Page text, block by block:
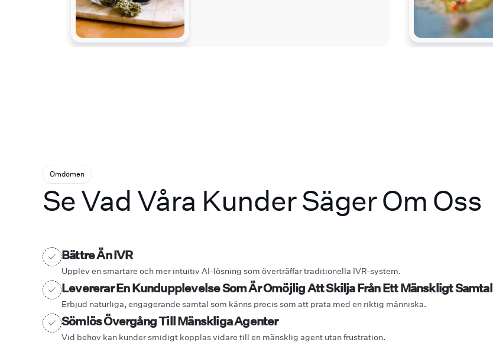
Omdömen
Se Vad Våra Kunder Säger Om Oss
Bättre Än IVR
Upplev en smartare och mer intuitiv AI-lösning som överträffar traditionella IVR-system.
Levererar En Kundupplevelse Som Är Omöjlig Att Skilja Från Ett Mänskligt Samtal
Erbjud naturliga, engagerande samtal som känns precis som att prata med en riktig människa.
Sömlös Övergång Till Mänskliga Agenter
Vid behov kan kunder smidigt kopplas vidare till en mänsklig agent utan frustration.